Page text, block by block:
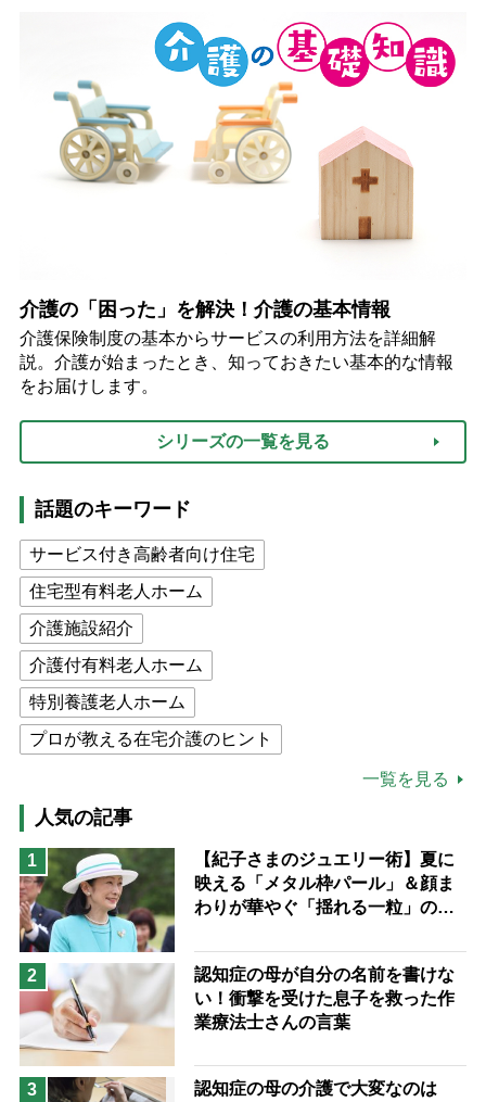
介護の「困った」を解決！介護の基本情報
介護保険制度の基本からサービスの利用方法を詳細解
説。介護が始まったとき、知っておきたい基本的な情報
をお届けします。
シリーズの一覧を見る
話題のキーワード
サービス付き高齢者向け住宅
住宅型有料老人ホーム
介護施設紹介
介護付有料老人ホーム
特別養護老人ホーム
プロが教える在宅介護のヒント
高木ブー
ケアマネジャー
猫が母になつきません
息子の遠距離介護サバイバル術
兄がボケました
予防法
一覧を見る
人気の記事
1
【紀子さまのジュエリー術】夏に
映える「メタル枠パール」＆顔ま
わりが華やぐ「揺れる一粒」の使
2
認知症の母が自分の名前を書けな
い！衝撃を受けた息子を救った作
業療法士さんの言葉
3
認知症の母の介護で大変なのは